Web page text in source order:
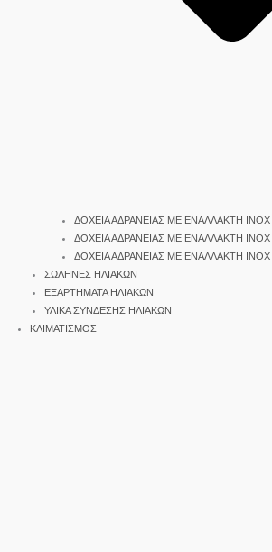
ΔΟΧΕΙΑ ΑΔΡΑΝΕΙΑΣ ΜΕ ΕΝΑΛΛΑΚΤΗ
ΔΟΧΕΙΑ ΑΔΡΑΝΕΙΑΣ ΜΕ ΕΝΑΛΛΑΚΤΗ
ΔΟΧΕΙΑ ΑΔΡΑΝΕΙΑΣ ΜΕ ΕΝΑΛΛΑΚΤΗ
ΣΩΛΗΝΕΣ ΗΛΙΑΚΩΝ
ΕΞΑΡΤΗΜΑΤΑ ΗΛΙΑΚΩΝ
ΥΛΙΚΑ ΣΥΝΔΕΣΗΣ ΗΛΙΑΚΩΝ
ΚΛΙΜΑΤΙΣΜΟΣ